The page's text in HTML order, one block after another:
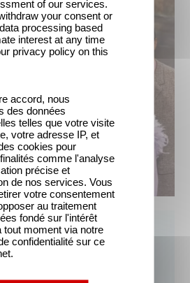
of our services.
your consent or
processing based
interest at any time
privacy policy on this
accord, nous
des données
telles que votre visite
votre adresse IP, et
cookies pour
comme l'analyse
précise et
de nos services. Vous
votre consentement
au traitement
fondé sur l'intérêt
tout moment via notre
confidentialité sur ce